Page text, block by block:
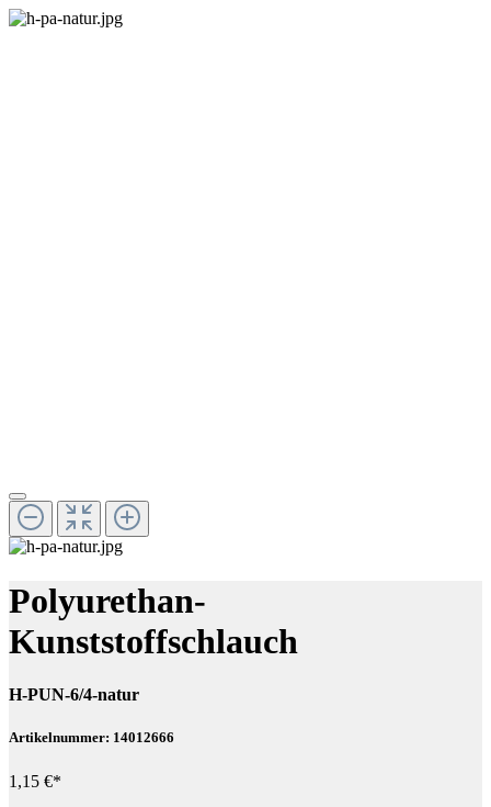
Polyurethan-
Kunststoffschlauch
H-PUN-6/4-natur
Artikelnummer: 14012666
1,15 €*